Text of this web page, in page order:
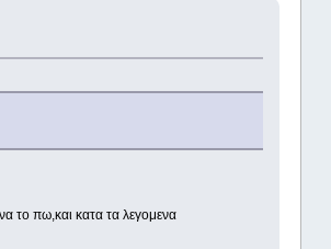
το πω,και κατα τα λεγομενα